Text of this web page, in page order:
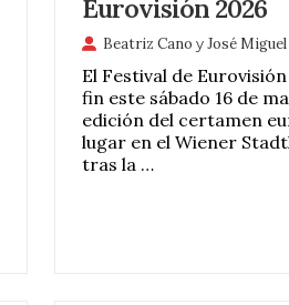
Eurovisión 2026
Beatriz Cano yJosé
El Festival de
fin este sábado 16 de
edición del certamen
lugar en el Wiener
tras la …